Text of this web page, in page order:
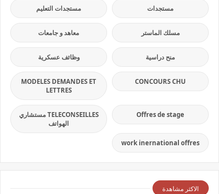
مستجدات مستجدات التعليم
مسلك الماستر معاهد و جامعات
منح دراسية وظائف عسكرية
CONCOURS CHU
MODELES DEMANDES ET
LETTRES
Offres de stage
TELECONSEILLES مستشاري
الهواتف
work inernational offres
الاكثر مشاهدة